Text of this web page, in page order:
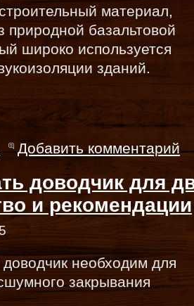
материал,
природной базальтовой
широко используется
зданий.
Добавить комментарий
доводчик для
и рекомендации
необходим для
закрывания